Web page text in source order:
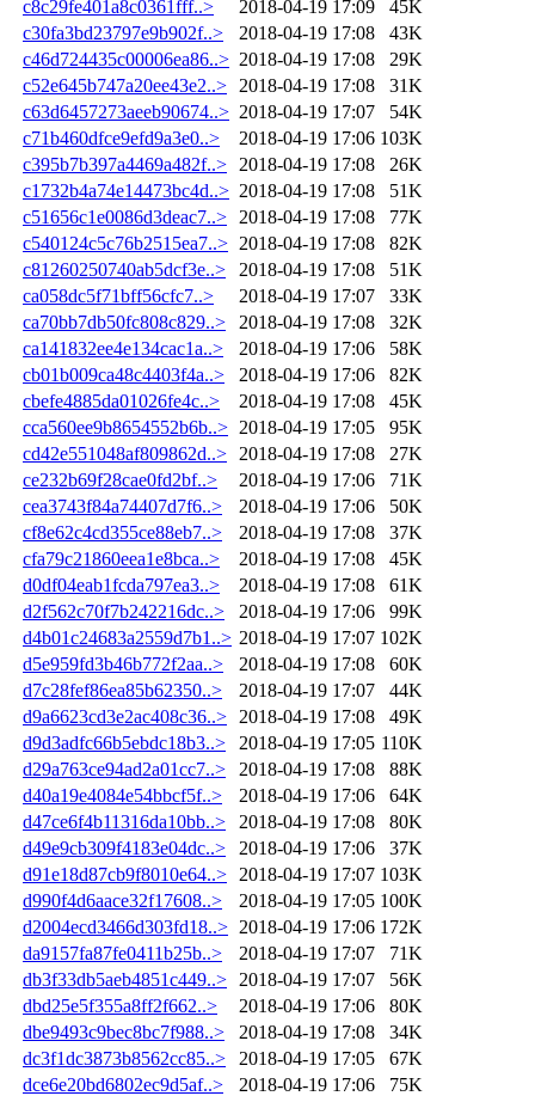
c8c29fe401a8c0361fff..>
2018-04-19 17:09
45K
c30fa3bd23797e9b902f..>
2018-04-19 17:08
43K
c46d724435c00006ea86..> 2018-04-19 17:08
29K
c52e645b747a20ee43e2..>
2018-04-19 17:08
31K
c63d6457273aeeb90674..> 2018-04-19 17:07
54K
c71b460dfce9efd9a3e0..>
2018-04-19 17:06 103K
c395b7b397a4469a482f..>
2018-04-19 17:08
26K
c1732b4a74e14473bc4d..> 2018-04-19 17:08
51K
c51656c1e0086d3deac7..>
2018-04-19 17:08
77K
c540124c5c76b2515ea7..> 2018-04-19 17:08
82K
c81260250740ab5dcf3e..>
2018-04-19 17:08
51K
ca058dc5f71bff56cfc7..>
2018-04-19 17:07
33K
ca70bb7db50fc808c829..>
2018-04-19 17:08
32K
ca141832ee4e134cac1a..>
2018-04-19 17:06
58K
cb01b009ca48c4403f4a..>
2018-04-19 17:06
82K
cbefe4885da01026fe4c..>
2018-04-19 17:08
45K
cca560ee9b8654552b6b..> 2018-04-19 17:05
95K
cd42e551048af809862d..>
2018-04-19 17:08
27K
ce232b69f28cae0fd2bf..>
2018-04-19 17:06
71K
cea3743f84a74407d7f6..>
2018-04-19 17:06
50K
cf8e62c4cd355ce88eb7..>
2018-04-19 17:08
37K
cfa79c21860eea1e8bca..>
2018-04-19 17:08
45K
d0df04eab1fcda797ea3..>
2018-04-19 17:08
61K
d2f562c70f7b242216dc..>
2018-04-19 17:06
99K
d4b01c24683a2559d7b1..> 2018-04-19 17:07 102K
d5e959fd3b46b772f2aa..>
2018-04-19 17:08
60K
d7c28fef86ea85b62350..>
2018-04-19 17:07
44K
d9a6623cd3e2ac408c36..>
2018-04-19 17:08
49K
d9d3adfc66b5ebdc18b3..>
2018-04-19 17:05 110K
d29a763ce94ad2a01cc7..>
2018-04-19 17:08
88K
d40a19e4084e54bbcf5f..>
2018-04-19 17:06
64K
d47ce6f4b11316da10bb..>
2018-04-19 17:08
80K
d49e9cb309f4183e04dc..>
2018-04-19 17:06
37K
d91e18d87cb9f8010e64..>
2018-04-19 17:07 103K
d990f4d6aace32f17608..>
2018-04-19 17:05 100K
d2004ecd3466d303fd18..> 2018-04-19 17:06 172K
da9157fa87fe0411b25b..>
2018-04-19 17:07
71K
db3f33db5aeb4851c449..>
2018-04-19 17:07
56K
dbd25e5f355a8ff2f662..>
2018-04-19 17:06
80K
dbe9493c9bec8bc7f988..>
2018-04-19 17:08
34K
dc3f1dc3873b8562cc85..>
2018-04-19 17:05
67K
dce6e20bd6802ec9d5af..>
2018-04-19 17:06
75K